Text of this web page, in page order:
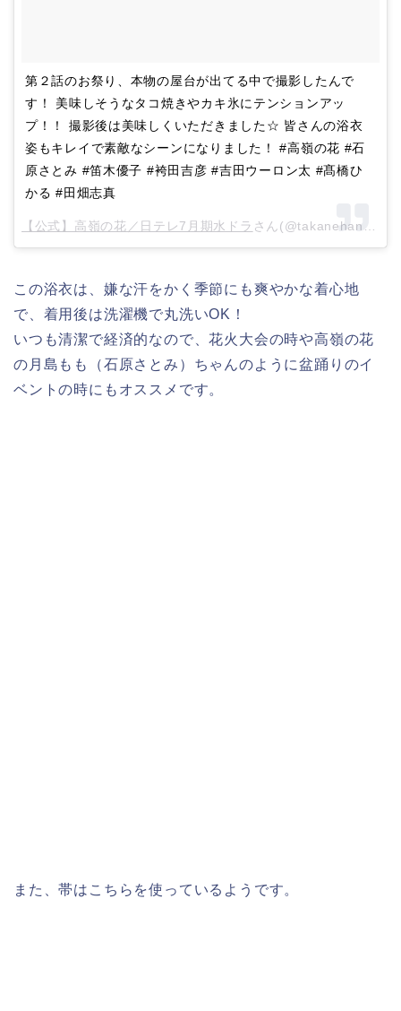
‪第２話のお祭り、本物の屋台が出てる中で撮影したんで
す！‬ ‪美味しそうなタコ焼きやカキ氷にテンションアッ
プ！！‬ ‪撮影後は美味しくいただきました☆‬ ‪皆さんの浴衣
姿もキレイで素敵なシーンになりました！‬ ‪#高嶺の花‬ ‪#石
原さとみ #笛木優子 #袴田吉彦 #吉田ウーロン太 #髙橋ひ
かる #田畑志真‬
【公式】高嶺の花／日テレ7月期水ドラ さん(@takanehana_ntv)がシェアした投稿 –
この浴衣は、嫌な汗をかく季節にも爽やかな着心地
で、着用後は洗濯機で丸洗いOK！
いつも清潔で経済的なので、花火大会の時や高嶺の花
の月島もも（石原さとみ）ちゃんのように盆踊りのイ
ベントの時にもオススメです。
また、帯はこちらを使っているようです。